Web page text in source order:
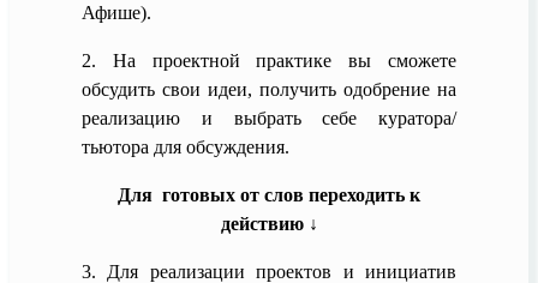
Афише).
2. На проектной практике вы сможете
обсудить свои идеи, получить одобрение на
реализацию и выбрать себе куратора/
тьютора для обсуждения.
Для готовых от слов переходить к
действию ↓
3.
Для реализации проектов и инициатив